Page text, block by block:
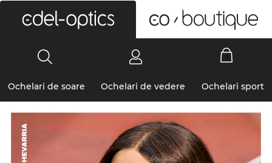
Ochelari de soare Ochelari de vedere Ochelari sport